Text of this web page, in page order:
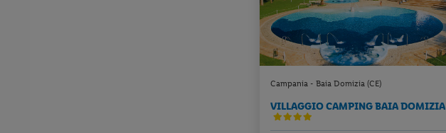
Campania - Baia Domizia (CE)
VILLAGGIO CAMPING BAIA DOMIZIA